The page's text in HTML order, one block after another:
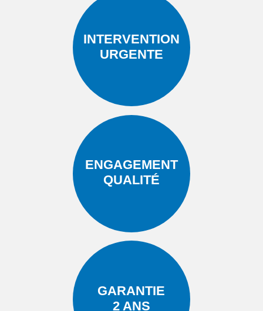
INTERVENTION
URGENTE
ENGAGEMENT
QUALITÉ
GARANTIE
2 ANS